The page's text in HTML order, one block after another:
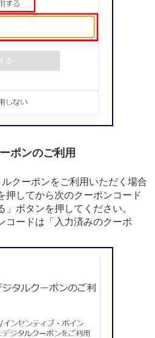
ポンのご利用
クーポンをご利用いただく場合
押してから次のクーポンコード
ボタンを押してください。
コードは「入力済みのクーポ